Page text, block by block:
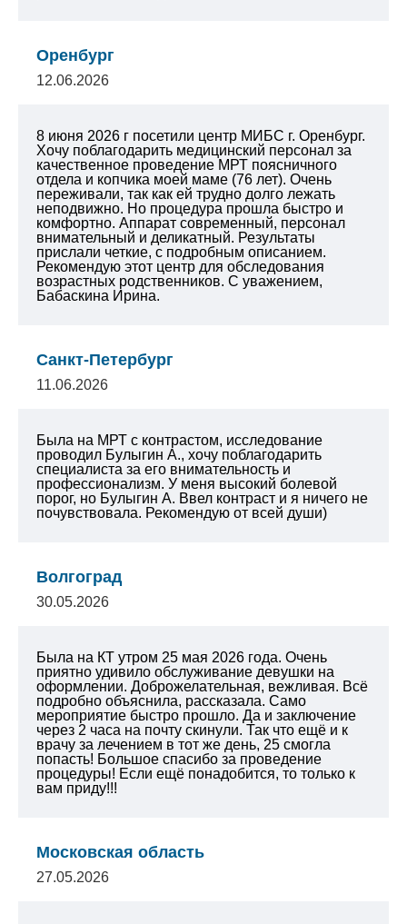
Оренбург
12.06.2026
8 июня 2026 г посетили центр МИБС г. Оренбург.
Хочу поблагодарить медицинский персонал за
качественное проведение МРТ поясничного
отдела и копчика моей маме (76 лет). Очень
переживали, так как ей трудно долго лежать
неподвижно. Но процедура прошла быстро и
комфортно. Аппарат современный, персонал
внимательный и деликатный. Результаты
прислали четкие, с подробным описанием.
Рекомендую этот центр для обследования
возрастных родственников. С уважением,
Бабаскина Ирина.
Санкт-Петербург
11.06.2026
Была на МРТ с контрастом, исследование
проводил Булыгин А., хочу поблагодарить
специалиста за его внимательность и
профессионализм. У меня высокий болевой
порог, но Булыгин А. Ввел контраст и я ничего не
почувствовала. Рекомендую от всей души)
Волгоград
30.05.2026
Была на КТ утром 25 мая 2026 года. Очень
приятно удивило обслуживание девушки на
оформлении. Доброжелательная, вежливая. Всё
подробно объяснила, рассказала. Само
мероприятие быстро прошло. Да и заключение
через 2 часа на почту скинули. Так что ещё и к
врачу за лечением в тот же день, 25 смогла
попасть! Большое спасибо за проведение
процедуры! Если ещё понадобится, то только к
вам приду!!!
Московская область
27.05.2026